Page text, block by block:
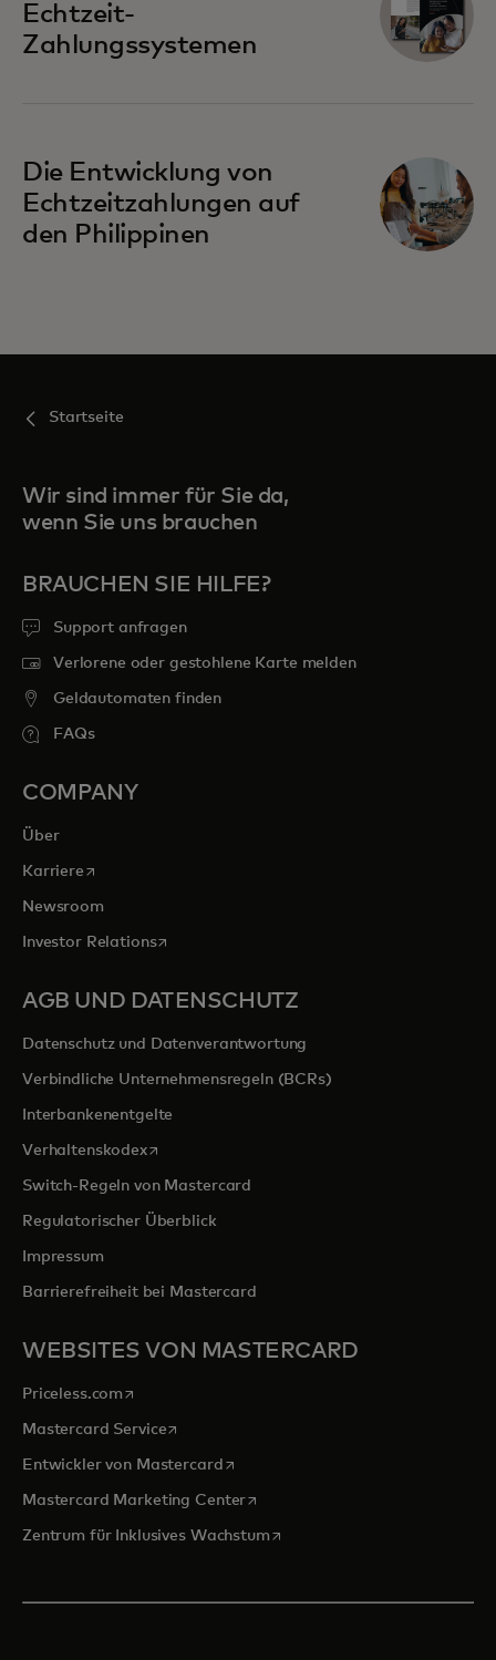
Echtzeit-
Zahlungssystemen
Die Entwicklung von
Echtzeitzahlungen auf
den Philippinen
Startseite
Wir sind immer für Sie da,
wenn Sie uns brauchen
BRAUCHEN SIE HILFE?
Support anfragen
Verlorene oder gestohlene Karte melden
Geldautomaten finden
FAQs
COMPANY
Über
Karrierewird in einer neuen Registerkarte geöffnet
Newsroom
Investor Relationswird in einer neuen Registerkarte geöffnet
AGB UND DATENSCHUTZ
Datenschutz und Datenverantwortung
Verbindliche Unternehmensregeln (BCRs)
Interbankenentgelte
Verhaltenskodexwird in einer neuen Registerkarte geöffnet
Switch-Regeln von Mastercard
Regulatorischer Überblick
Impressum
Barrierefreiheit bei Mastercard
WEBSITES VON MASTERCARD
Priceless.com wird in einer neuen Registerkarte geöffnet
Mastercard Servicewird in einer neuen Registerkarte geöffnet
Entwickler von Mastercardwird in einer neuen Registerkarte
Mastercard Marketing Centerwird in einer neuen
Zentrum für Inklusives Wachstumwird in einer neuen